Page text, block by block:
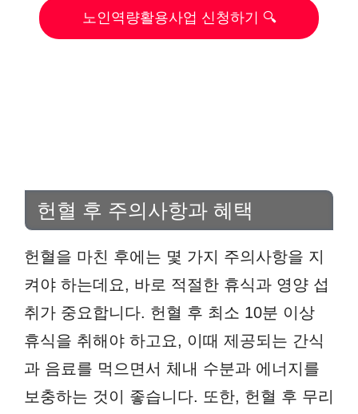
노인역량활용사업 신청하기 🔍
헌혈 후 주의사항과 혜택
헌혈을 마친 후에는 몇 가지 주의사항을 지
켜야 하는데요, 바로 적절한 휴식과 영양 섭
취가 중요합니다. 헌혈 후 최소 10분 이상
휴식을 취해야 하고요, 이때 제공되는 간식
과 음료를 먹으면서 체내 수분과 에너지를
보충하는 것이 좋습니다. 또한, 헌혈 후 무리